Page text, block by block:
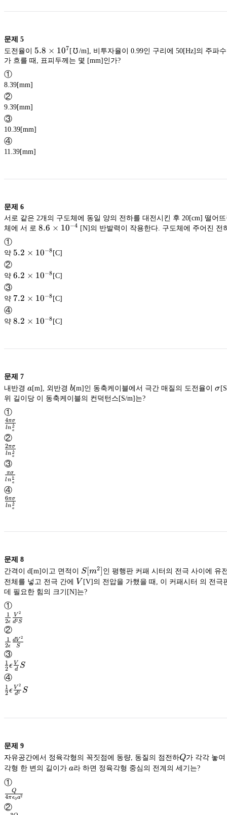
문제 5
도전율이 5.8
\times
5.8 × 107 [℧/m], 비투자율이 0.99인 구리에 50[Hz]의 주파
가 흐를 때, 표피두께는 몇 [mm]인가?
①
8.39[mm]
②
9.39[mm]
③
10.39[mm]
④
11.39[mm]
문제 6
서로 같은 2개의 구도체에 동일 양의 전하를 대전시킨 후 20[cm] 떨어
체에 서 로 8.6
10^{-4}
8.6 × 10−4 [N]의 반발력이 작용한다. 구도체에 주어진 전
①
약 5.2×10^{-8}
5.2 × 10−8 [C]
②
약 6.2×10^{-8}
6.2 × 10−8 [C]
③
약 7.2×10^{-8}
7.2 × 10−8 [C]
④
약 8.2×10^{-8}
8.2 × 10−8 [C]
문제 7
내반경 a
a[m], 외반경 b
b[m]인 동축케이블에서 극간 매질의 도전율이 σ
위 길이당 이 동축케이블의 컨덕턴스[S/m]는?
①
\frac{4\pi\sigma}
{ln
{a}}
ln a
b
4πσ
②
\frac{2\pi\sigma}
{ln
{a}}
ln a
b
2πσ
③
\frac{\pi\sigma}
{ln
{a}}
ln a
b
πσ
④
\frac{6\pi\sigma}
{a}}
ln a
b
6πσ
문제 8
간격이 d[m]이고 면적이 S[m^2]
S[m2] 인 평행판 커패 시터의 전극 사이에 유
전체를 넣고 전극 간에 V
V [V]의 전압을 가했을 때, 이 커패시터 의 전극
데 필요한 힘의 크기[N]는?
①
\frac{1}
{2\epsilon}
{d^2S}
2ϵ
1
d2S
V
2
②
\frac{1}
{2\epsilon}
{S}
2ϵ
1
S
dV
2
③
\frac{1}
{2}\epsilon
{d}S
2
1 ϵ d
V S
④
{d^2}S
2
1 ϵ d2
V
2
S
문제 9
자유공간에서 정육각형의 꼭짓점에 동량, 동질의 점전하Q
Q가 각각 놓
각형 한 변의 길이가 a
a라 하면 정육각형 중심의 전계의 세기는?
①
\frac{Q}
4πϵ0a2
Q
②